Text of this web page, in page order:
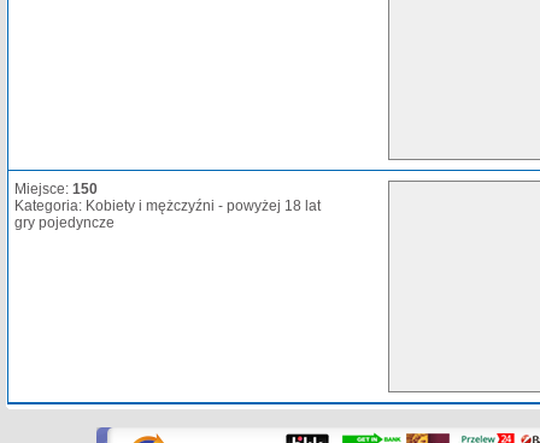
Miejsce: 150
Kategoria: Kobiety i mężczyźni - powyżej 18 lat
gry pojedyncze